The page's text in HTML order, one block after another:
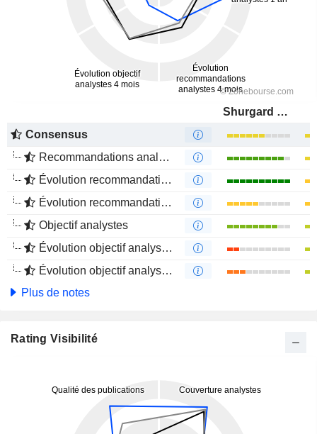
Shurgard Self-Storage Ltd.
Consensus
Recommandations analystes
Évolution recommandations analystes 1 an
Évolution recommandations analystes 4 mois
Objectif analystes
Évolution objectif analystes 1 an
Évolution objectif analystes 4 mois
Plus de notes
Rating Visibilité